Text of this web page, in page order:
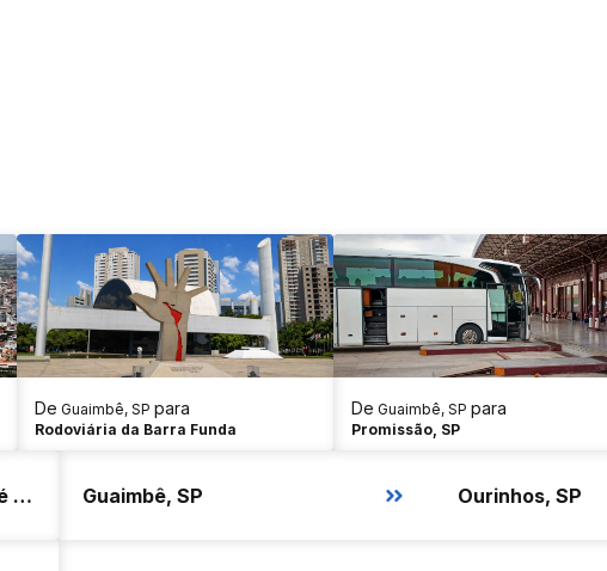
De Guaimbê, SP para
Rodoviária da Barra Funda
De Guaimbê, SP para
Promissão, SP
Rodoviária de São José do Rio Preto - Terminal Gov. Laudo Natel Guaimbê, SP Ourinhos, SP